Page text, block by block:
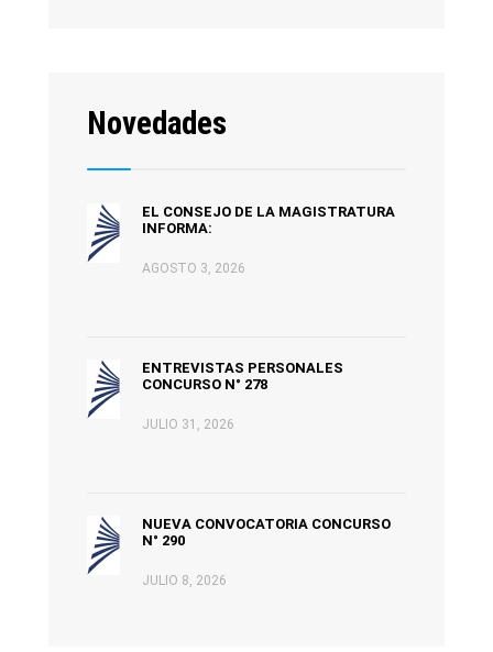
Novedades
EL CONSEJO DE LA MAGISTRATURA
INFORMA:
AGOSTO 3, 2026
ENTREVISTAS PERSONALES
CONCURSO N° 278
JULIO 31, 2026
NUEVA CONVOCATORIA CONCURSO
N° 290
JULIO 8, 2026